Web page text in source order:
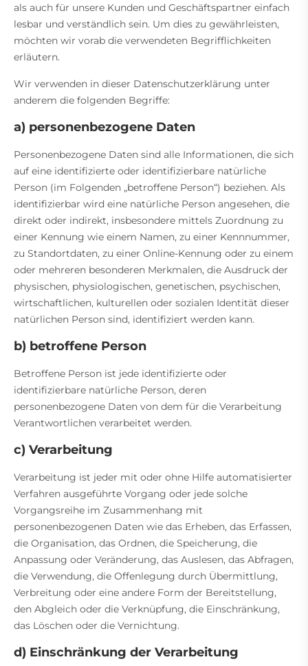
als auch für unsere Kunden und Geschäftspartner einfach
lesbar und verständlich sein. Um dies zu gewährleisten,
möchten wir vorab die verwendeten Begrifflichkeiten
erläutern.
Wir verwenden in dieser Datenschutzerklärung unter
anderem die folgenden Begriffe:
a) personenbezogene Daten
Personenbezogene Daten sind alle Informationen, die sich
auf eine identifizierte oder identifizierbare natürliche
Person (im Folgenden „betroffene Person“) beziehen. Als
identifizierbar wird eine natürliche Person angesehen, die
direkt oder indirekt, insbesondere mittels Zuordnung zu
einer Kennung wie einem Namen, zu einer Kennnummer,
zu Standortdaten, zu einer Online-Kennung oder zu einem
oder mehreren besonderen Merkmalen, die Ausdruck der
physischen, physiologischen, genetischen, psychischen,
wirtschaftlichen, kulturellen oder sozialen Identität dieser
natürlichen Person sind, identifiziert werden kann.
b) betroffene Person
Betroffene Person ist jede identifizierte oder
identifizierbare natürliche Person, deren
personenbezogene Daten von dem für die Verarbeitung
Verantwortlichen verarbeitet werden.
c) Verarbeitung
Verarbeitung ist jeder mit oder ohne Hilfe automatisierter
Verfahren ausgeführte Vorgang oder jede solche
Vorgangsreihe im Zusammenhang mit
personenbezogenen Daten wie das Erheben, das Erfassen,
die Organisation, das Ordnen, die Speicherung, die
Anpassung oder Veränderung, das Auslesen, das Abfragen,
die Verwendung, die Offenlegung durch Übermittlung,
Verbreitung oder eine andere Form der Bereitstellung,
den Abgleich oder die Verknüpfung, die Einschränkung,
das Löschen oder die Vernichtung.
d) Einschränkung der Verarbeitung